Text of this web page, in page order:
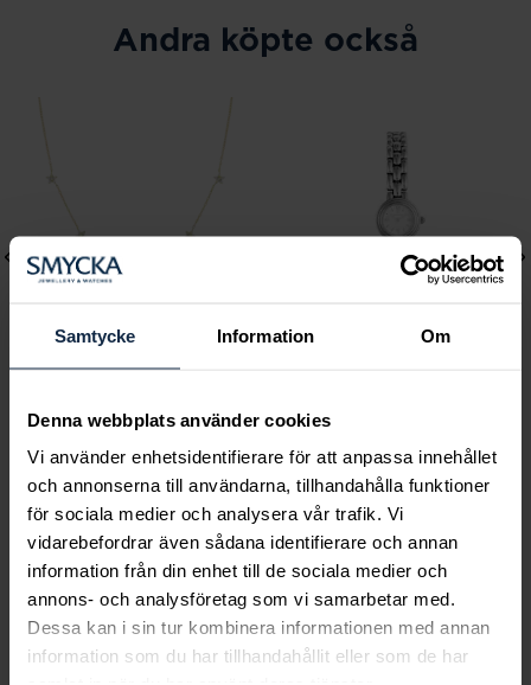
Samtycke Information Om
Denna webbplats använder cookies
Vi använder enhetsidentifierare för att anpassa innehållet
och annonserna till användarna, tillhandahålla funktioner
för sociala medier och analysera vår trafik. Vi
vidarebefordrar även sådana identifierare och annan
information från din enhet till de sociala medier och
annons- och analysföretag som vi samarbetar med.
Dessa kan i sin tur kombinera informationen med annan
information som du har tillhandahållit eller som de har
Andra köpte också
Mockberg
Pris
799 kr
Mockberg
Pris
1 799 kr
1 799 kr
Smycka tar ansvar för ett hållbart